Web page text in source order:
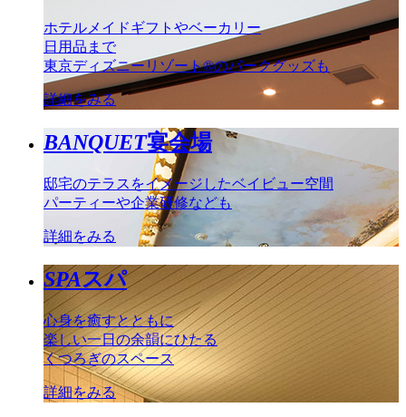
ホテルメイドギフトやベーカリー
日用品まで
東京ディズニーリゾート®のパークグッズも
詳細をみる
BANQUET宴会場
邸宅のテラスをイメージしたベイビュー空間
パーティーや企業研修なども
詳細をみる
SPAスパ
心身を癒すとともに
楽しい一日の余韻にひたる
くつろぎのスペース
詳細をみる